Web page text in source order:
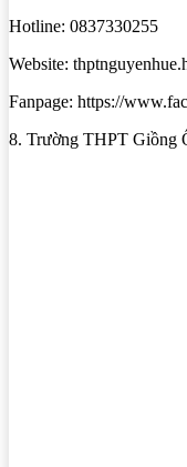
Hotline: 0837330255
Website:
Fanpage: https://
8. Trường THPT Giồng